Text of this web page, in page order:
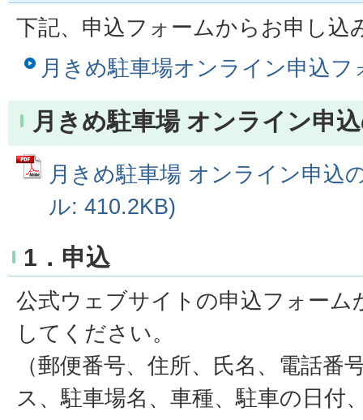
下記、申込フォームからお申し込
月きめ駐車場オンライン申込フ
月きめ駐車場 オンライン申
月きめ駐車場 オンライン申込
ル: 410.2KB)
1．申込
公式ウェブサイトの申込フォーム
してください。
（郵便番号、住所、氏名、電話番
ス、駐車場名、車種、駐車の日付